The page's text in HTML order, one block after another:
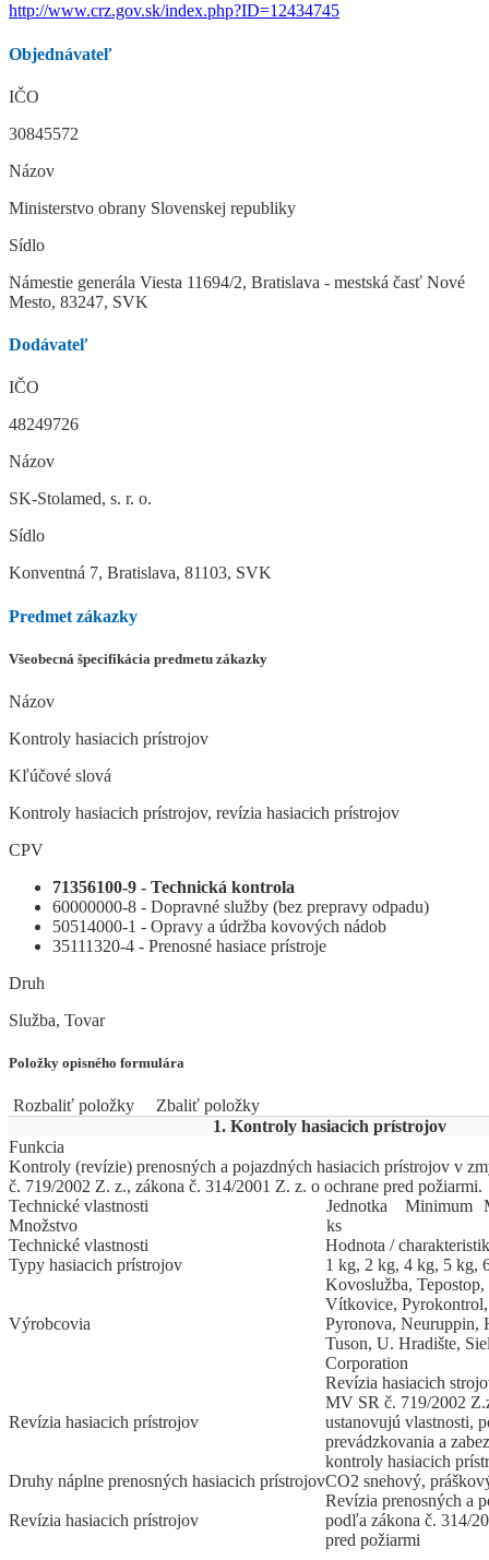
http://www.crz.gov.sk/index.php?ID=12434745
Objednávateľ
IČO
30845572
Názov
Ministerstvo obrany Slovenskej republiky
Sídlo
Námestie generála Viesta 11694/2, Bratislava - mestská časť Nové
Mesto, 83247, SVK
Dodávateľ
IČO
48249726
Názov
SK-Stolamed, s. r. o.
Sídlo
Konventná 7, Bratislava, 81103, SVK
Predmet zákazky
Všeobecná špecifikácia predmetu zákazky
Názov
Kontroly hasiacich prístrojov
Kľúčové slová
Kontroly hasiacich prístrojov, revízia hasiacich prístrojov
CPV
71356100-9 - Technická kontrola
60000000-8 - Dopravné služby (bez prepravy odpadu)
50514000-1 - Opravy a údržba kovových nádob
35111320-4 - Prenosné hasiace prístroje
Druh
Služba, Tovar
Položky opisného formulára
Rozbaliť položky
Zbaliť položky
1. Kontroly hasiacich prístrojov
Funkcia
Kontroly (revízie) prenosných a pojazdných hasiacich prístrojov v
č. 719/2002 Z. z., zákona č. 314/2001 Z. z. o ochrane pred požiarmi.
Technické vlastnosti
Jed­not­ka Mi­ni­mum
Množstvo
ks
Technické vlastnosti
Hodnota /
Typy hasiacich prístrojov
1 kg, 2 kg, 4 kg, 5 kg,
Výrobcovia
Kovoslužba,
Vítkovice,
Pyronova,
Tuson, U. Hradište,
Corporation
Revízia hasiacich prístrojov
Revízia hasiacich
MV SR č. 719/2002
ustanovujú vlastnosti,
prevádzkovania a
kontroly hasiacich
Druhy náplne prenosných hasiacich prístrojovCO2 snehový,
Revízia hasiacich prístrojov
Revízia prenosných a
podľa zákona č. 314/
pred požiarmi